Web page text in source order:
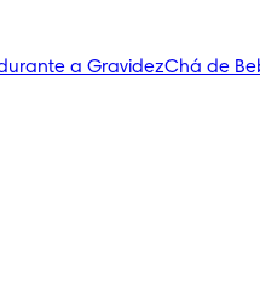
a GravidezChá de